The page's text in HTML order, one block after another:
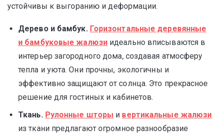
устойчивы к выгоранию и деформации.
Дерево и бамбук. Горизонтальные деревянные
и бамбуковые жалюзиидеально вписываются в
интерьер загородного дома, создавая атмосферу
тепла и уюта. Они прочны, экологичны и
эффективно защищают от солнца. Это прекрасное
решение для гостиных и кабинетов.
Ткань. Рулонные шторы и вертикальные жалюзи
из ткани предлагают огромное разнообразие